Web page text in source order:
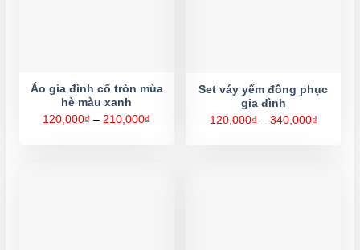
Áo gia đình cổ tròn mùa
hè màu xanh
120,000₫ – 210,000₫
Set váy yếm đồng phục
gia đình
120,000₫ – 340,000₫Khoảng